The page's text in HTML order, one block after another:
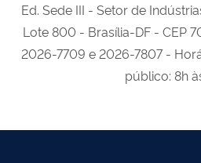
Ed. Sede III - Setor de
Lote 800 - Brasília-DF - CEP
2026-7709 e 2026-7807 -
público: 8h